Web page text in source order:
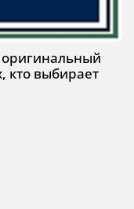
оригинальный
кто выбирает